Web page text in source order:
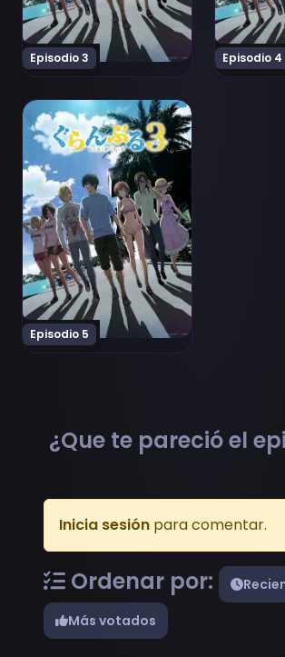
Episodio 3 Episodio 4
Episodio 5
Ver Grand Blue Season 3 Episodio 5
¿Que te pareció el
Inicia sesión para comentar.
Ordenar por:
Más votados